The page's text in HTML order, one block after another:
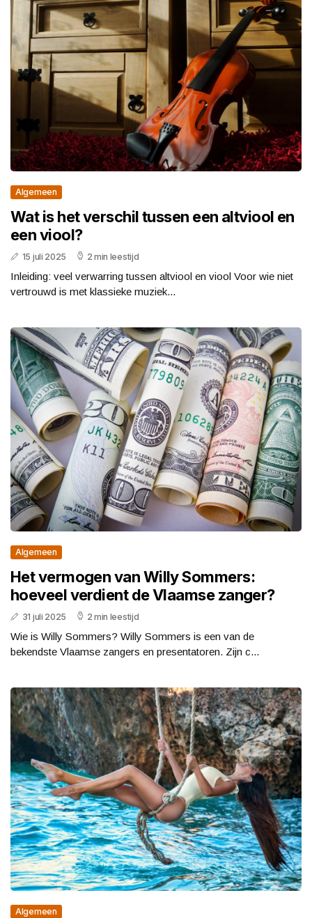
Algemeen
Wat is het verschil tussen een altviool en
een viool?
15 juli 2025 2 min leestijd
Inleiding: veel verwarring tussen altviool en viool Voor wie niet
vertrouwd is met klassieke muziek...
Algemeen
Het vermogen van Willy Sommers:
hoeveel verdient de Vlaamse zanger?
31 juli 2025 2 min leestijd
Wie is Willy Sommers? Willy Sommers is een van de
bekendste Vlaamse zangers en presentatoren. Zijn c...
Algemeen